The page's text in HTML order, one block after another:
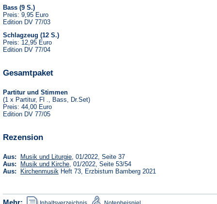
Bass (9 S.)
Preis: 9,95 Euro
Edition DV 77/03
Schlagzeug (12 S.)
Preis: 12,95 Euro
Edition DV 77/04
Gesamtpaket
Partitur und Stimmen
(1 x Partitur, Fl ., Bass, Dr.Set)
Preis: 44,00 Euro
Edition DV 77/05
Rezension
Aus: Musik und Liturgie(Öffnet
in
einem
neuen
, 01/2022, Seite 37
Aus:
Musik und Kirche(Öffnet
in
, 01/2022, Seite 53/54
Aus:
Kirchenmusik (Öffnet
Heft 73, Erzbistum Bamberg 2021
(Öffnet